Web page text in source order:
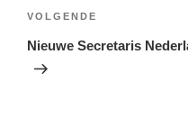
Volgend
bericht
VOLGENDE
Nieuwe Secretaris